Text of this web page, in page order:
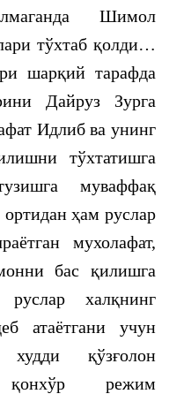
Шимол
тўхтаб қолди…
шарқий тарафда
Дайруз Зурга
Идлиб ва унинг
тўхтатишга
муваффақ
ҳам руслар
мухолафат,
бас қилишга
халқнинг
атаётгани учун
худди қўзғолон
қонхўр режим